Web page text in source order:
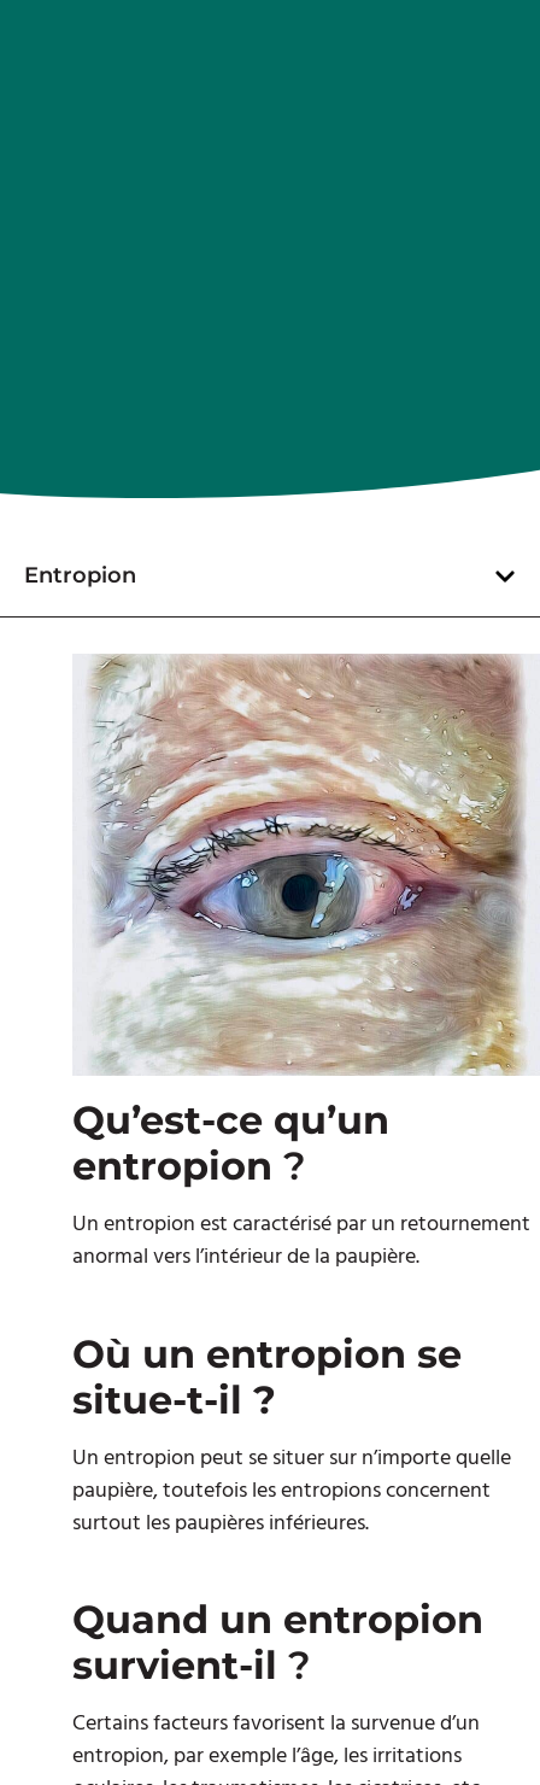
Entropion
Qu’est-ce qu’un
entropion ?
Un entropion est caractérisé par un retournement
anormal vers l’intérieur de la paupière.
Où un entropion se
situe-t-il ?
Un entropion peut se situer sur n’importe quelle
paupière, toutefois les entropions concernent
surtout les paupières inférieures.
Quand un entropion
survient-il ?
Certains facteurs favorisent la survenue d’un
entropion, par exemple l’âge, les irritations